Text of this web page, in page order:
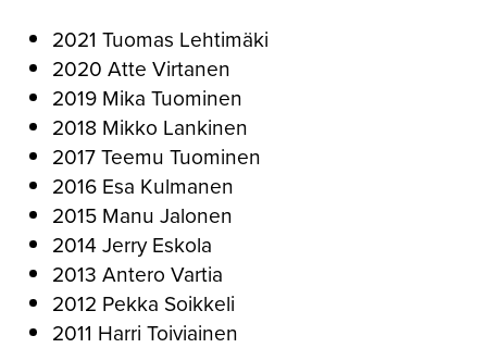
2021 Tuomas Lehtimäki
2020 Atte Virtanen
2019 Mika Tuominen
2018 Mikko Lankinen
2017 Teemu Tuominen
2016 Esa Kulmanen
2015 Manu Jalonen
2014 Jerry Eskola
2013 Antero Vartia
2012 Pekka Soikkeli
2011 Harri Toiviainen